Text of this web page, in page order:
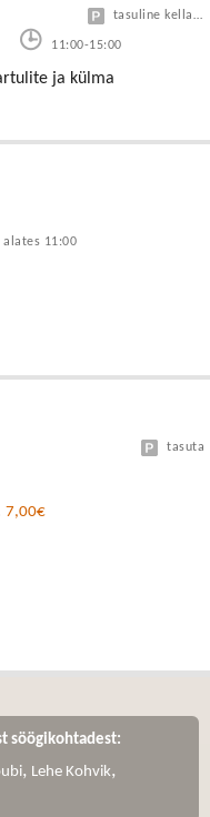
11:00-15:00
tasuline kellaga 1 tund tasuta
ja külma
alates 11:00
tasuta
7,00€
söögikohtadest:
, Lehe Kohvik,